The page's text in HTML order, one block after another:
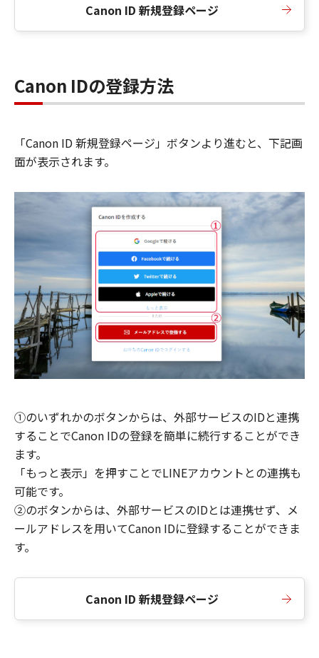
Canon ID 新規登録ページ
Canon IDの登録方法
「Canon ID 新規登録ページ」ボタンより進むと、下記画
面が表示されます。
①のいずれかのボタンからは、外部サービスのIDと連携
することでCanon IDの登録を簡単に続行することができ
ます。
「もっと表示」を押すことでLINEアカウントとの連携も
可能です。
②のボタンからは、外部サービスのIDとは連携せず、メ
ールアドレスを用いてCanon IDに登録することができま
す。
Canon ID 新規登録ページ